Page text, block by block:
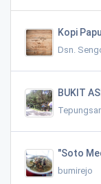
Kopi
Dsn.
BUKIT
"Soto
bumirejo